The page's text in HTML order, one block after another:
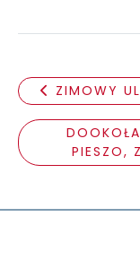
ZIMOWY
PIESZO,